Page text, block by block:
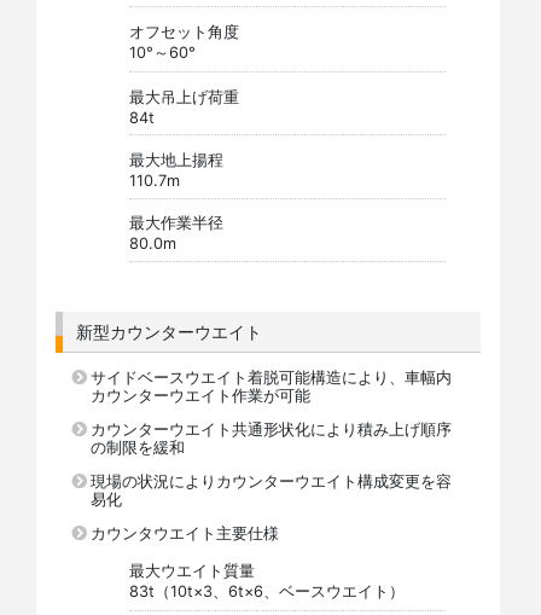
オフセット角度
10°～60°
最大吊上げ荷重
84t
最大地上揚程
110.7m
最大作業半径
80.0m
新型カウンターウエイト
サイドベースウエイト着脱可能構造により、車幅内
カウンターウエイト作業が可能
カウンターウエイト共通形状化により積み上げ順序
の制限を緩和
現場の状況によりカウンターウエイト構成変更を容
易化
カウンタウエイト主要仕様
最大ウエイト質量
83t（10t×3、6t×6、ベースウエイト）